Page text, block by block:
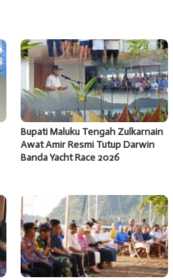
Bupati Maluku Tengah Zulkarnain
Awat Amir Resmi Tutup Darwin
Banda Yacht Race 2026